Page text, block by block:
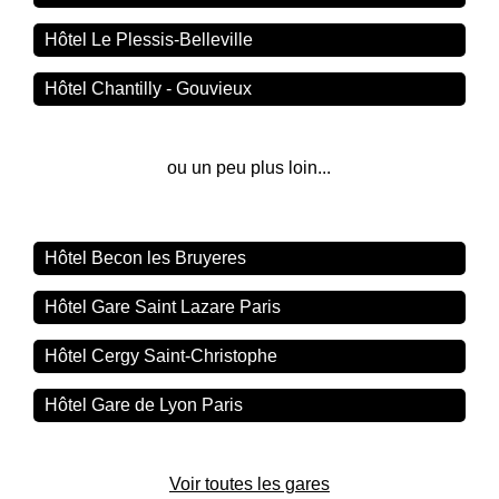
Hôtel Le Plessis-Belleville
Hôtel Chantilly - Gouvieux
ou un peu plus loin...
Hôtel Becon les Bruyeres
Hôtel Gare Saint Lazare Paris
Hôtel Cergy Saint-Christophe
Hôtel Gare de Lyon Paris
Voir toutes les gares